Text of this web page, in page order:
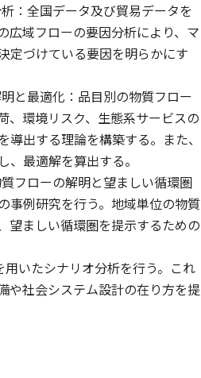
：全国データ及び貿易データを
広域フローの要因分析により、マ
定づけている要因を明らかにす
と最適化：品目別の物質フロー
、環境リスク、生態系サービスの
出する理論を構築する。また、
、最適解を算出する。
フローの解明と望ましい循環圏
事例研究を行う。地域単位の物質
望ましい循環圏を提示するための
いたシナリオ分析を行う。これ
や社会システム設計の在り方を提